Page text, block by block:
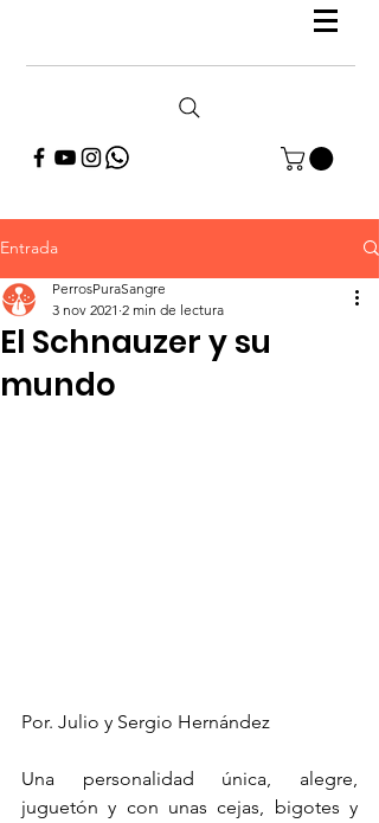
Entrada
El Schnauzer y su
mundo
PerrosPuraSangre
3 nov 2021 2 min de lectura
Por. Julio y Sergio Hernández
Una personalidad única, alegre,
juguetón y con unas cejas, bigotes y